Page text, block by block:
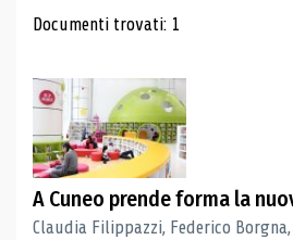
Risultati di
Documenti trovati: 1
A Cuneo prende forma la
Claudia Filippazzi, Federico Borgna,